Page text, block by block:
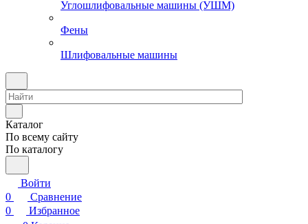
Углошлифовальные машины (УШМ)
Фены
Шлифовальные машины
Каталог
По всему сайту
По каталогу
Войти
0
Сравнение
0
Избранное